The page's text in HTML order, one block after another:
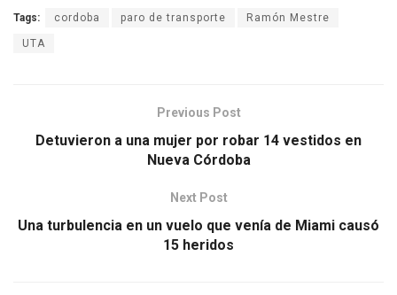
Tags: cordoba paro de transporte Ramón Mestre
UTA
Previous Post
Detuvieron a una mujer por robar 14 vestidos en
Nueva Córdoba
Next Post
Una turbulencia en un vuelo que venía de Miami causó
15 heridos